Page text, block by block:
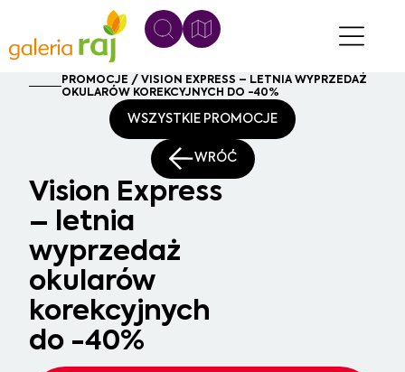
PROMOCJE / VISION EXPRESS – LETNIA WYPRZEDAŻ
OKULARÓW KOREKCYJNYCH DO -40%
WSZYSTKIE PROMOCJE
WRÓĆ
Vision Express
– letnia
wyprzedaż
okularów
korekcyjnych
do -40%